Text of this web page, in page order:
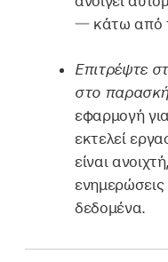
κάτω από
Επιτρέψτε
στο
εφαρμογή
εκτελεί
είναι
ενημερώσεις
δεδομένα.